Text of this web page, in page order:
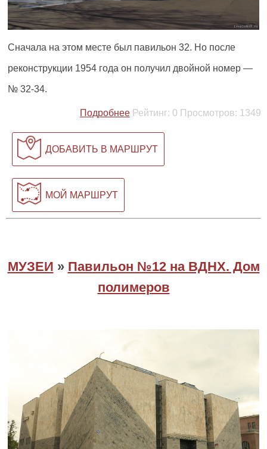
Сначала на этом месте был павильон 32. Но после
реконструкции 1954 года он получил двойной номер —
№ 32-34.
Подробнее Рейтинг: 0 Просмотров: 1349
ДОБАВИТЬ В МАРШРУТ
МОЙ МАРШРУТ
МУЗЕИ » Павильон №12 на ВДНХ. Дом
полимеров